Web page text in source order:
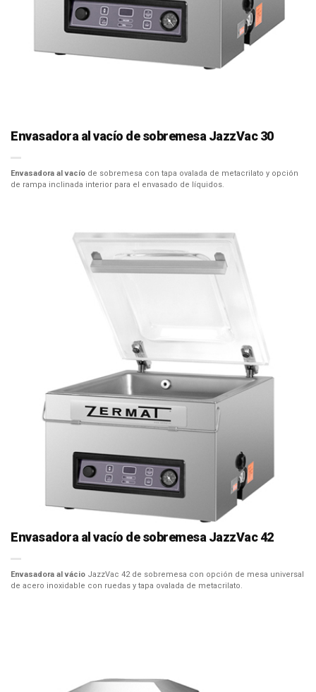
Envasadora al vacío de sobremesa JazzVac 30
Envasadora al vacío de sobremesa con tapa ovalada de metacrilato y opción
de rampa inclinada interior para el envasado de líquidos.
Envasadora al vacío de sobremesa JazzVac 42
Envasadora al vácio JazzVac 42 de sobremesa con opción de mesa universal
de acero inoxidable con ruedas y tapa ovalada de metacrilato.